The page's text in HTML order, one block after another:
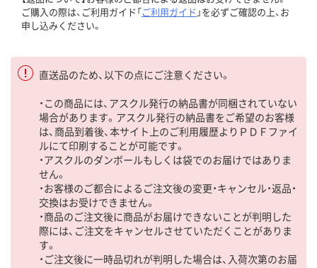
ご購入の際は、ご利用ガイド「ご利用ガイド 」を必ずご確認の上、お
申し込みください。
直送品のため、以下の点にご注意ください。
・この商品には、アスクル発行の納品書が同梱されていない
場合があります。アスクル発行の納品書をご希望のお客様
は、商品到着後、本サイト上のご利用履歴よりＰＤＦファイ
ルにて印刷することが可能です。
・アスクルのダンボールもしくは袋でのお届けではありま
せん。
・お客様のご都合によるご注文後の変更・キャンセル・返品・
交換はお受けできません。
・商品のご注文後に商品がお届けできないことが判明した
際には、ご注文をキャンセルさせていただくことがありま
す。
・ご注文後に一時品切れが判明した場合は、入荷次第のお届